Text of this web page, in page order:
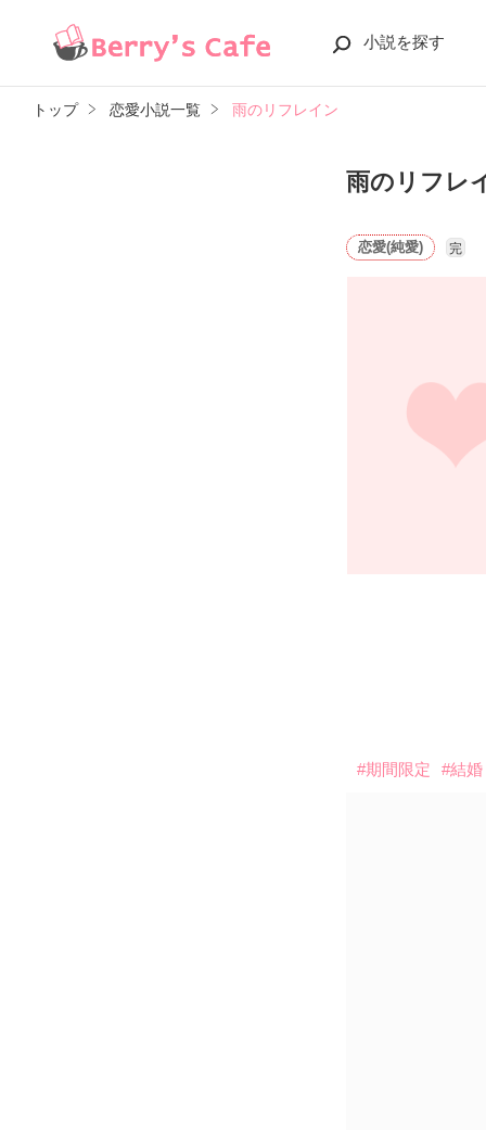
小説を探す
トップ 恋愛小説一覧 雨のリフレイン
雨のリフレ
恋愛(純愛) 完
#期間限定 #結婚